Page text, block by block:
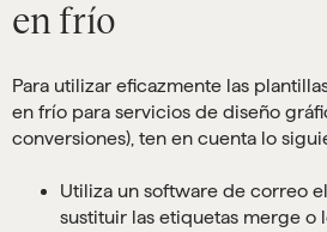
en frío
Para utilizar eficazmente las
en frío para servicios de diseño
conversiones), ten en cuenta lo
Utiliza un software de correo
sustituir las etiquetas merge o